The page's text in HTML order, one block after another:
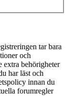
tar bara
och
extra behörigheter
har läst och
innan du
forumregler